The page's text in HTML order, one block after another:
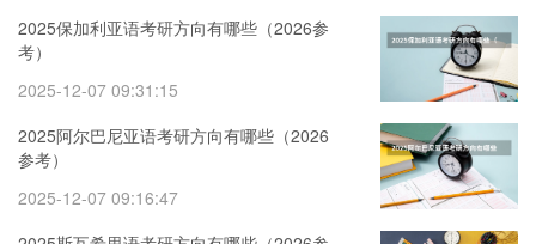
2025保加利亚语考研方向有哪些（2026参
考）
2025-12-07 09:31:15
2025阿尔巴尼亚语考研方向有哪些（2026
参考）
2025-12-07 09:16:47